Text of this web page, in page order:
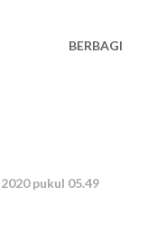
BERBAGI
pukul 05.49